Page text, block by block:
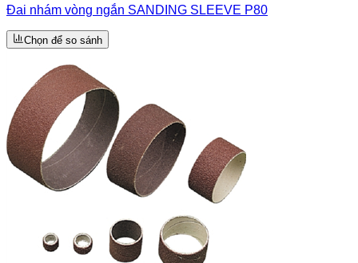
Đai nhám vòng ngắn SANDING SLEEVE P80
Chọn để so sánh